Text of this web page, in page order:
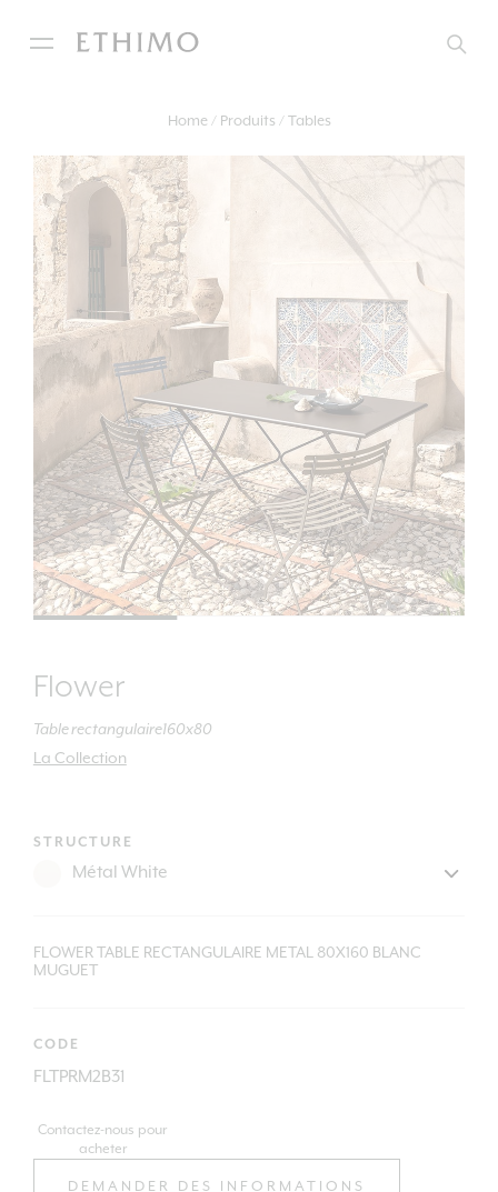
Home Produits Tables
Flower
Table rectangulaire160x80
La Collection
STRUCTURE
FLOWER TABLE RECTANGULAIRE METAL 80X160 BLANC
MUGUET
CODE
FLTPRM2B31
Contactez-nous pour
acheter
DEMANDER DES INFORMATIONS